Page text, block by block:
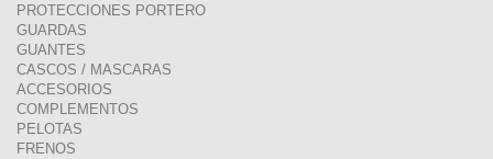
PROTECCIONES PORTERO
GUARDAS
GUANTES
CASCOS / MASCARAS
ACCESORIOS
COMPLEMENTOS
PELOTAS
FRENOS